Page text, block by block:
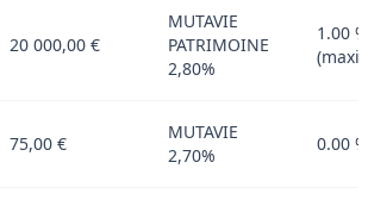
20 000,00 €
MUTAVIE
PATRIMOINE
2,80%
1.00 %
75,00 €
MUTAVIE
2,70%
0.00 %